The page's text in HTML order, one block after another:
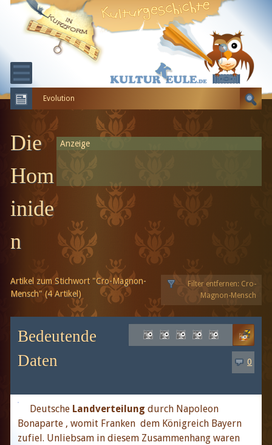
ERDGESCHICHTE
Evolution
Anzeige
Die
Hom
inide
n
Artikel zum Stichwort "Cro-Magnon-
Mensch" (4 Artikel)
Filter entfernen: Cro-
Magnon-Mensch
0
Bedeutende
Daten
Deutsche Landverteilung durch Napoleon
Bonaparte , womit Franken dem Königreich Bayern
zufiel. Unliebsam in diesem Zusammenhang waren